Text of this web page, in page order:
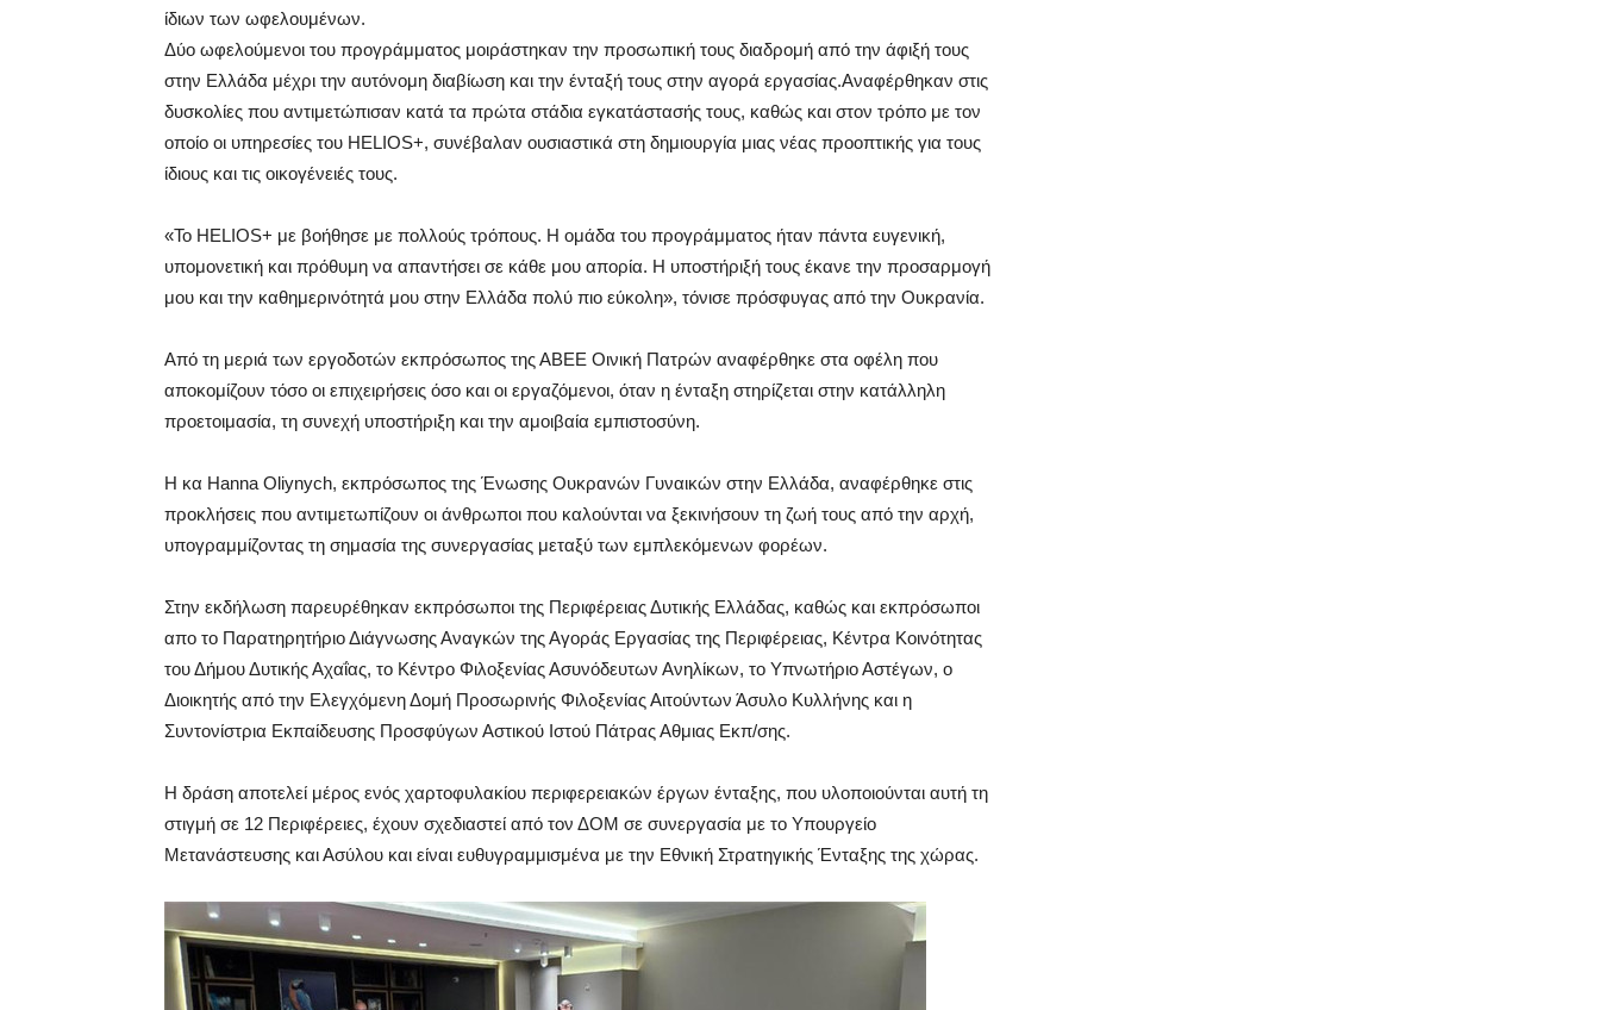
ίδιων των ωφελουμένων.
Δύο ωφελούμενοι του προγράμματος μοιράστηκαν την προσωπική τους διαδρομή από την άφιξή τους
στην Ελλάδα μέχρι την αυτόνομη διαβίωση και την ένταξή τους στην αγορά εργασίας.Αναφέρθηκαν στις
δυσκολίες που αντιμετώπισαν κατά τα πρώτα στάδια εγκατάστασής τους, καθώς και στον τρόπο με τον
οποίο οι υπηρεσίες του HELIOS+, συνέβαλαν ουσιαστικά στη δημιουργία μιας νέας προοπτικής για τους
ίδιους και τις οικογένειές τους.
«Το HELIOS+ με βοήθησε με πολλούς τρόπους. Η ομάδα του προγράμματος ήταν πάντα ευγενική,
υπομονετική και πρόθυμη να απαντήσει σε κάθε μου απορία. Η υποστήριξή τους έκανε την προσαρμογή
μου και την καθημερινότητά μου στην Ελλάδα πολύ πιο εύκολη», τόνισε πρόσφυγας από την Ουκρανία.
Από τη μεριά των εργοδοτών εκπρόσωπος της ΑΒΕΕ Οινική Πατρών αναφέρθηκε στα οφέλη που
αποκομίζουν τόσο οι επιχειρήσεις όσο και οι εργαζόμενοι, όταν η ένταξη στηρίζεται στην κατάλληλη
προετοιμασία, τη συνεχή υποστήριξη και την αμοιβαία εμπιστοσύνη.
Η κα Hanna Oliynych, εκπρόσωπος της Ένωσης Ουκρανών Γυναικών στην Ελλάδα, αναφέρθηκε στις
προκλήσεις που αντιμετωπίζουν οι άνθρωποι που καλούνται να ξεκινήσουν τη ζωή τους από την αρχή,
υπογραμμίζοντας τη σημασία της συνεργασίας μεταξύ των εμπλεκόμενων φορέων.
Στην εκδήλωση παρευρέθηκαν εκπρόσωποι της Περιφέρειας Δυτικής Ελλάδας, καθώς και εκπρόσωποι
απο το Παρατηρητήριο Διάγνωσης Αναγκών της Αγοράς Εργασίας της Περιφέρειας, Κέντρα Κοινότητας
του Δήμου Δυτικής Αχαΐας, το Κέντρο Φιλοξενίας Ασυνόδευτων Ανηλίκων, το Υπνωτήριο Αστέγων, ο
Διοικητής από την Ελεγχόμενη Δομή Προσωρινής Φιλοξενίας Αιτούντων Άσυλο Κυλλήνης και η
Συντονίστρια Εκπαίδευσης Προσφύγων Αστικού Ιστού Πάτρας Αθμιας Εκπ/σης.
Η δράση αποτελεί μέρος ενός χαρτοφυλακίου περιφερειακών έργων ένταξης, που υλοποιούνται αυτή τη
στιγμή σε 12 Περιφέρειες, έχουν σχεδιαστεί από τον ΔΟΜ σε συνεργασία με το Υπουργείο
Μετανάστευσης και Ασύλου και είναι ευθυγραμμισμένα με την Εθνική Στρατηγικής Ένταξης της χώρας.